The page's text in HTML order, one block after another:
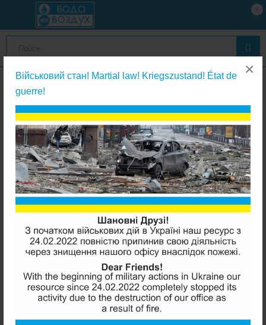
Військовий стан! Martial law! Kriegszustand! État de
guerre!
×
0
Фильтры кувшинного типа
Аквафор Престиж Красный кувшин